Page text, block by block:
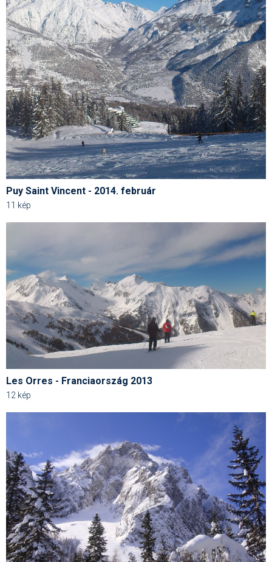
Sítechnika
Síugrás
Snowboard
Snowboardfelszerelés
Sportorvos
Szakértők
Szánkó
Telemark
Történelem
Túrasí
Utasbiztosítás
Utazási tippek
Védőfelszerelés
Puy Saint Vincent - 2014. február
11 kép
Les Orres - Franciaország 2013
12 kép